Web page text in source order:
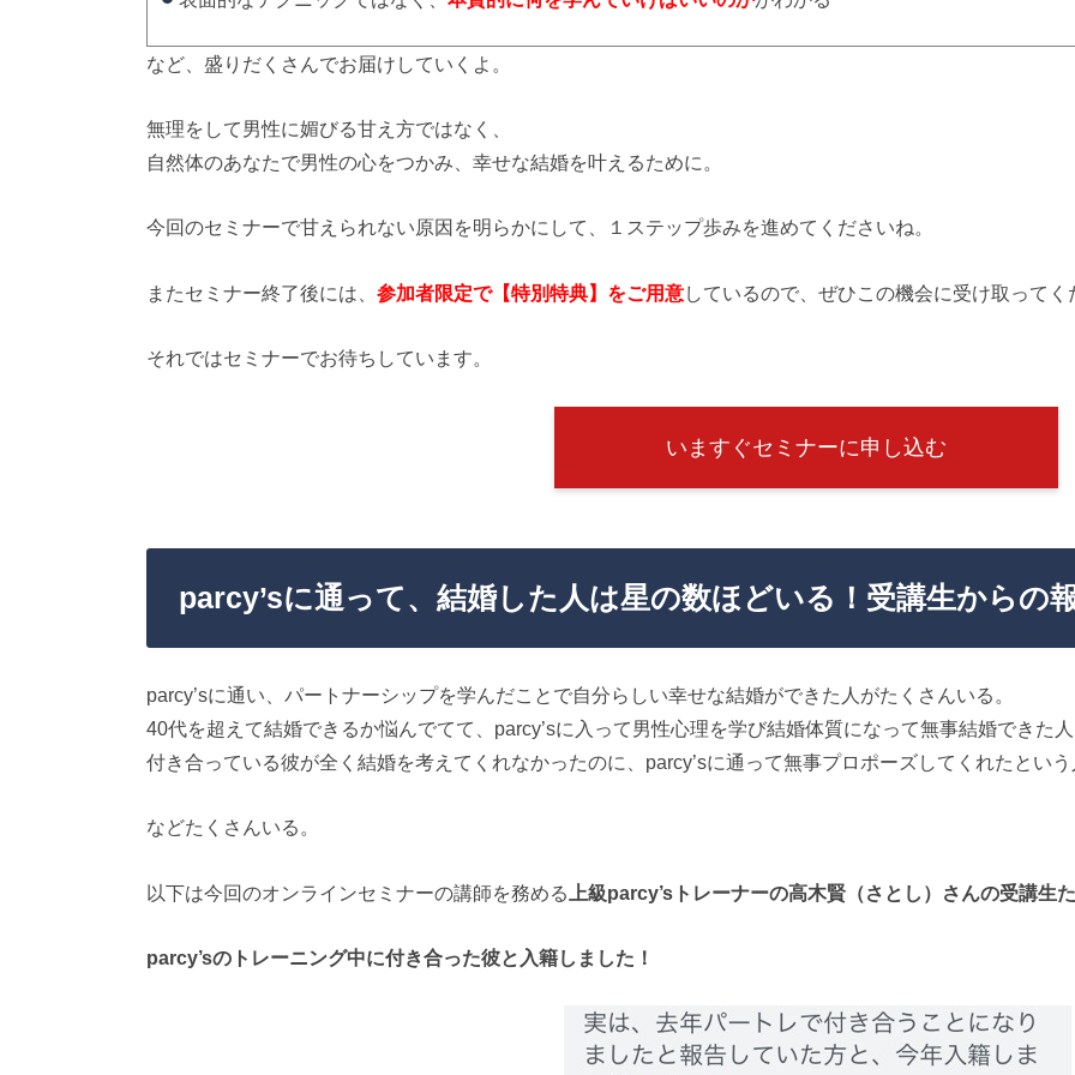
など、盛りだくさんでお届けしていくよ。
無理をして男性に媚びる甘え方ではなく、
自然体のあなたで男性の心をつかみ、幸せな結婚を叶えるために。
今回のセミナーで甘えられない原因を明らかにして、１ステップ歩みを進めてくださいね。
またセミナー終了後には、 参加者限定で【特別特典】をご用意しているので、ぜひこの機会に受け取ってく
それではセミナーでお待ちしています。
いますぐセミナーに申し込む
parcy’sに通って、結婚した人は星の数ほどいる！受講生からの
parcy’sに通い、パートナーシップを学んだことで自分らしい幸せな結婚ができた人がたくさんいる。
40代を超えて結婚できるか悩んでてて、parcy’sに入って男性心理を学び結婚体質になって無事結婚できた人
付き合っている彼が全く結婚を考えてくれなかったのに、parcy’sに通って無事プロポーズしてくれたという
などたくさんいる。
以下は今回のオンラインセミナーの講師を務める 上級parcy’sトレーナーの高木賢（さとし）さんの受講生
parcy’sのトレーニング中に付き合った彼と入籍しました！